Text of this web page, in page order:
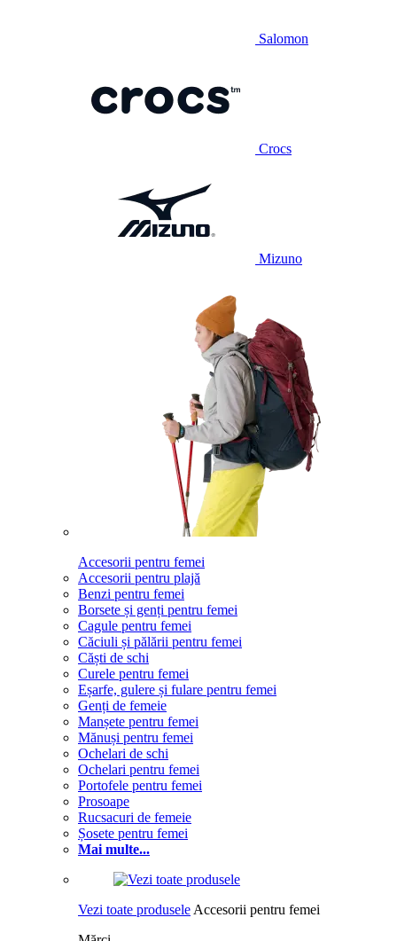
Salomon
Crocs
Mizuno
Accesorii pentru femei
Accesorii pentru plajă
Benzi pentru femei
Borsete și genți pentru femei
Cagule pentru femei
Căciuli și pălării pentru femei
Căști de schi
Curele pentru femei
Eșarfe, gulere și fulare pentru femei
Genți de femeie
Manșete pentru femei
Mănuși pentru femei
Ochelari de schi
Ochelari pentru femei
Portofele pentru femei
Prosoape
Rucsacuri de femeie
Șosete pentru femei
Mai multe...
Vezi toate produsele Accesorii pentru femei